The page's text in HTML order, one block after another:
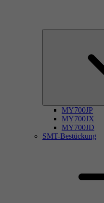
MY700JP
MY700JX
MY700JD
SMT-Bestückung